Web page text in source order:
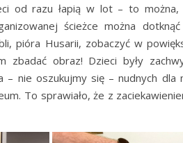
od razu łapią w lot – to
ścieżce można
pióra Husarii, zobaczyć w
zbadać obraz! Dzieci były
– nie oszukujmy się – nudnych dla
To sprawiało, że z